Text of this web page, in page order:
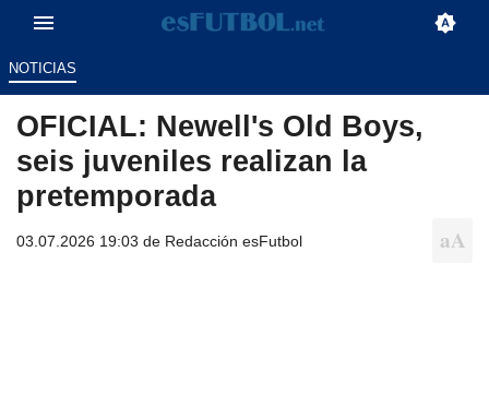
NOTICIAS
OFICIAL: Newell's Old Boys,
seis juveniles realizan la
pretemporada
03.07.2026 19:03 de Redacción esFutbol